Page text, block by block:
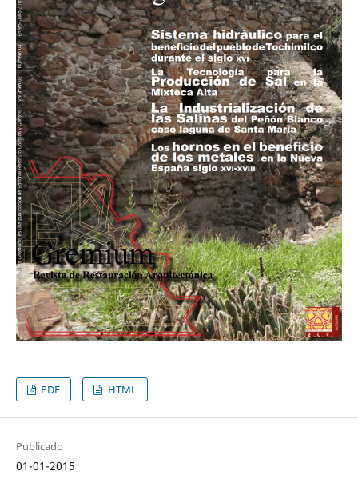
PDF HTML
Publicado
01-01-2015